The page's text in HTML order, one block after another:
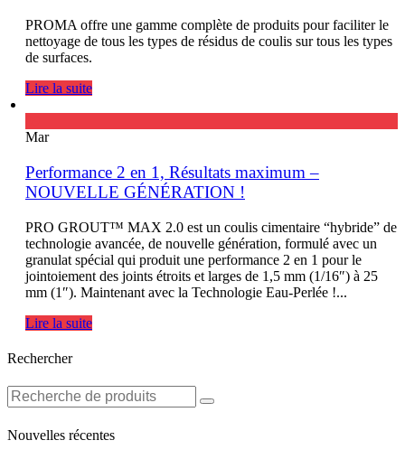
PROMA offre une gamme complète de produits pour faciliter le
nettoyage de tous les types de résidus de coulis sur tous les types
de surfaces.
Lire la suite
Mar
Performance 2 en 1, Résultats maximum –
NOUVELLE GÉNÉRATION !
PRO GROUT™ MAX 2.0 est un coulis cimentaire “hybride” de
technologie avancée, de nouvelle génération, formulé avec un
granulat spécial qui produit une performance 2 en 1 pour le
jointoiement des joints étroits et larges de 1,5 mm (1/16″) à 25
mm (1″). Maintenant avec la Technologie Eau-Perlée !...
Lire la suite
Rechercher
Nouvelles récentes